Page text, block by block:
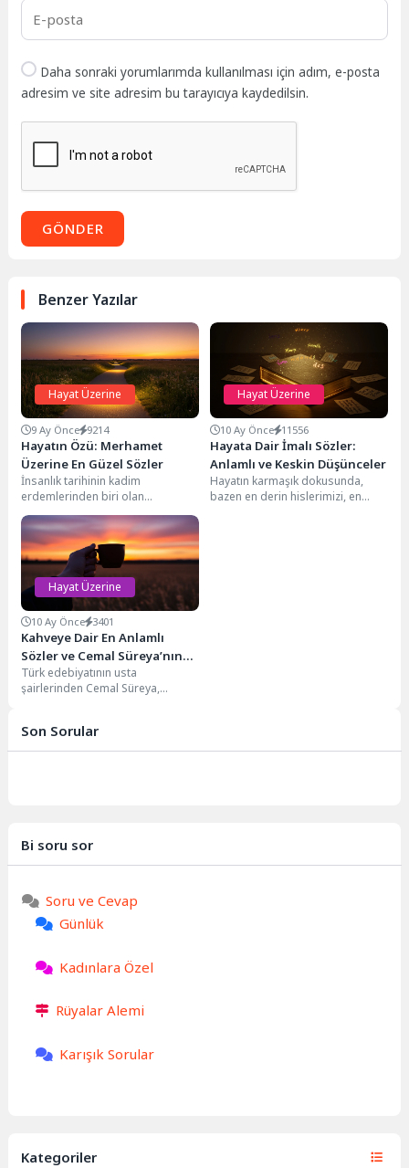
Daha sonraki yorumlarımda kullanılması için adım, e-posta
adresim ve site adresim bu tarayıcıya kaydedilsin.
GÖNDER
Benzer Yazılar
Hayat Üzerine
9 Ay Önce 9214
Hayatın Özü: Merhamet
Üzerine En Güzel Sözler
İnsanlık tarihinin kadim
erdemlerinden biri olan
merhamet, kalpten kalbe kurulan
köprülerin, anlayışın ve şefkatin
en...
Hayat Üzerine
10 Ay Önce 11556
Hayata Dair İmalı Sözler:
Anlamlı ve Keskin Düşünceler
Hayatın karmaşık dokusunda,
bazen en derin hislerimizi, en
Hayat Üzerine
10 Ay Önce 3401
Kahveye Dair En Anlamlı
Sözler ve Cemal Süreya’nın
Dokunuşları
Türk edebiyatının usta
şairlerinden Cemal Süreya,
Son Sorular
Bi soru sor
Soru ve Cevap
Günlük
Kadınlara Özel
Rüyalar Alemi
Karışık Sorular
Kategoriler